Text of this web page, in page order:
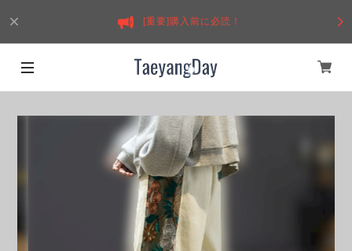
[重要]購入前に必読！